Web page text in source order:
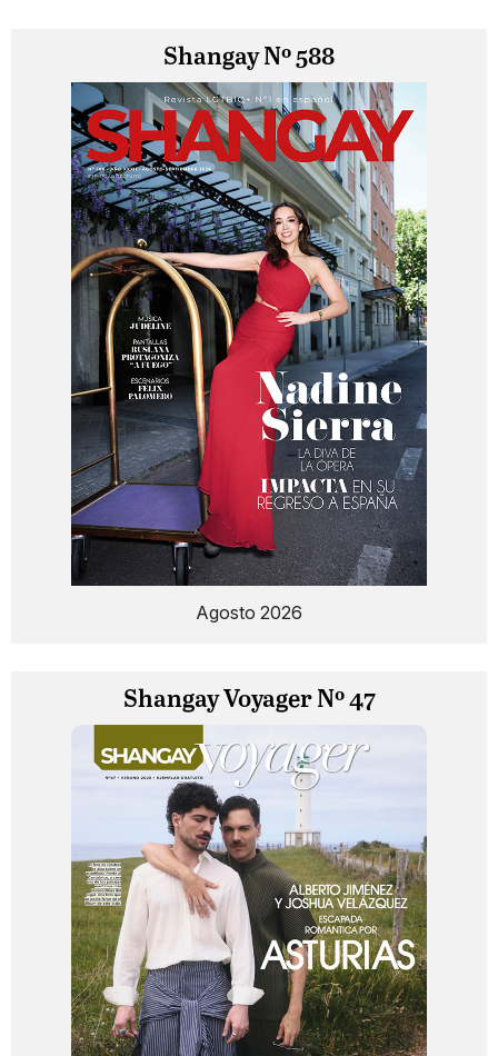
Shangay Nº 588
Agosto 2026
Shangay Voyager Nº 47